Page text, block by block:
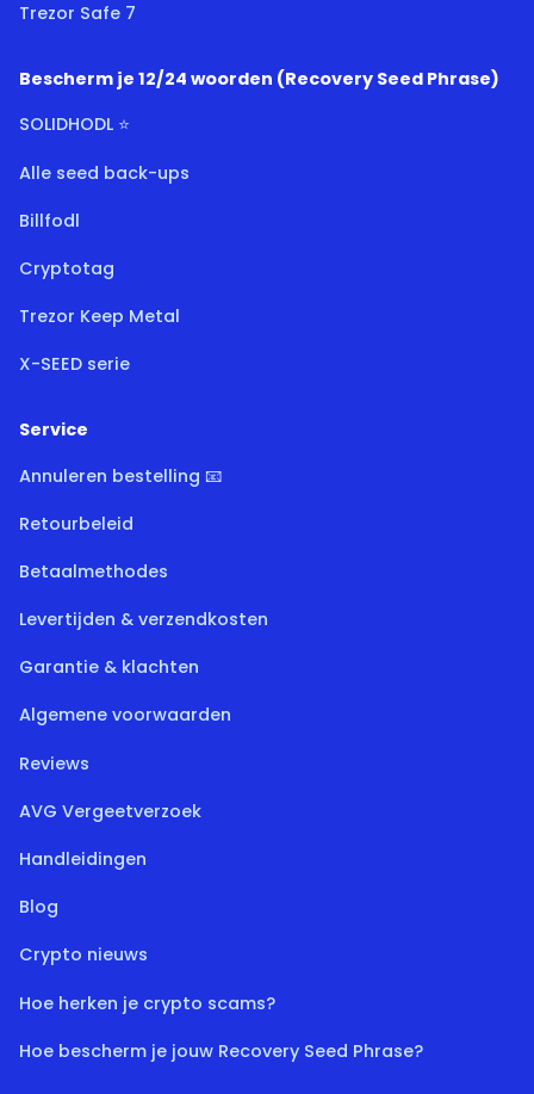
Trezor Safe 7
Bescherm je 12/24 woorden (Recovery Seed Phrase)
SOLIDHODL ⭐
Alle seed back-ups
Billfodl
Cryptotag
Trezor Keep Metal
X-SEED serie
Service
Annuleren bestelling 📧
Retourbeleid
Betaalmethodes
Levertijden & verzendkosten
Garantie & klachten
Algemene voorwaarden
Reviews
AVG Vergeetverzoek
Handleidingen
Blog
Crypto nieuws
Hoe herken je crypto scams?
Hoe bescherm je jouw Recovery Seed Phrase?